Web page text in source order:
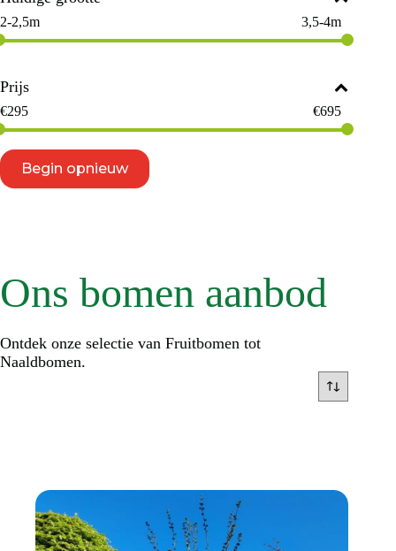
Ons bomen aanbod
Ontdek onze selectie van Fruitbomen tot
Naaldbomen.
2-2,5m 3,5-4m
Prijs
€295 €695
Begin opnieuw